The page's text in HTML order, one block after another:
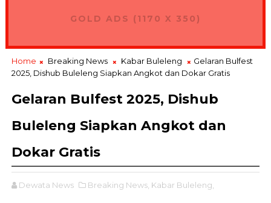
GOLD ADS (1170 X 350)
Home Breaking News Kabar Buleleng
Gelaran Bulfest
2025, Dishub Buleleng Siapkan Angkot dan Dokar Gratis
Gelaran Bulfest 2025, Dishub
Buleleng Siapkan Angkot dan
Dokar Gratis
Dewata News Breaking News, Kabar Buleleng,